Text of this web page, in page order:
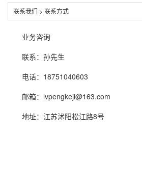
联系我们 > 联系方式
业务咨询
联系：孙先生
电话：18751040603
邮箱：lvpengkeji@163.com
地址：江苏沭阳松江路8号